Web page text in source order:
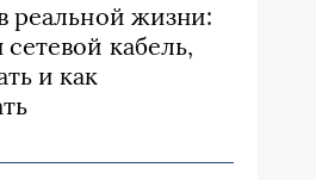
реальной жизни:
кабель,
и как